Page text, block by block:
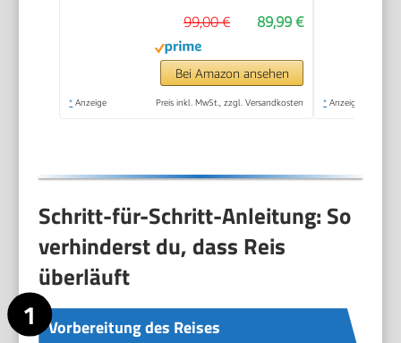
Wasserverhältnisanzeige,
BPA-frei, Warmhalten,
Startverzögerung,
spülmaschinengeeignete
89,99 €
99,00 €
Bei Amazon ansehen
* Anzeige Preis inkl. MwSt., zzgl. Versandkosten * Anzeige
Schritt-für-Schritt-Anleitung: So
verhinderst du, dass Reis
überläuft
Vorbereitung des Reises